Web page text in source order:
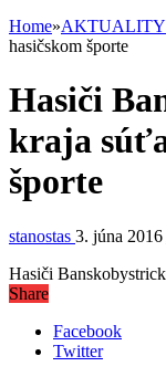
Home»AKTUALITY
hasičskom športe
Hasiči
kraja
športe
stanostas 3. júna 2016
Hasiči
Share
Facebook
Twitter